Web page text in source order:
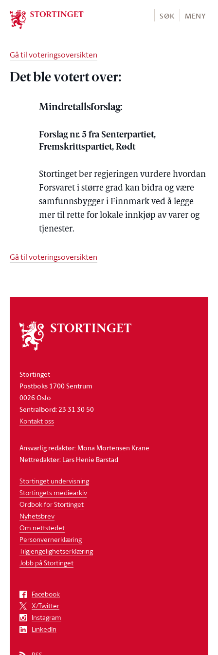
Stortinget.no
SØK MENY
Gå til voteringsoversikten
Det ble votert over:
Mindretallsforslag:
Forslag nr. 5 fra Senterpartiet,
Fremskrittspartiet, Rødt
Stortinget ber regjeringen vurdere hvordan
Forsvaret i større grad kan bidra og være
samfunnsbygger i Finnmark ved å legge
mer til rette for lokale innkjøp av varer og
tjenester.
Gå til voteringsoversikten
Om
stortinget
Stortinget
Postboks 1700 Sentrum
0026 Oslo
Sentralbord: 23 31 30 50
Kontakt oss
Ansvarlig redaktør: Mona Mortensen Krane
Nettredaktør: Lars Henie Barstad
Stortinget undervisning
Stortingets mediearkiv
Ordbok for Stortinget
Nyhetsbrev
Om nettstedet
Personvernerklæring
Tilgjengelighetserklæring
Jobb på Stortinget
Facebook
X/Twitter
Instagram
LinkedIn